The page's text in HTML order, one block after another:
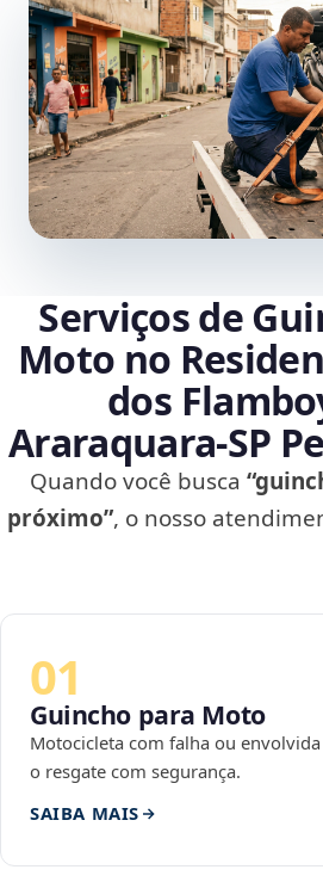
Serviços de
Moto no
dos
Araraquara‑SP
Quando você busca
próximo”, o nosso
01
Guincho para Moto
Motocicleta com falha ou
o resgate com segurança.
SAIBA MAIS